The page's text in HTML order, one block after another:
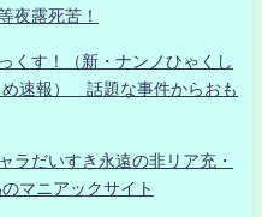
夜露死苦！
くす！（新・ナンノひゃくし
め速報） 話題な事件からおも
ラだいすき永遠の非リア充・
マニアックサイト